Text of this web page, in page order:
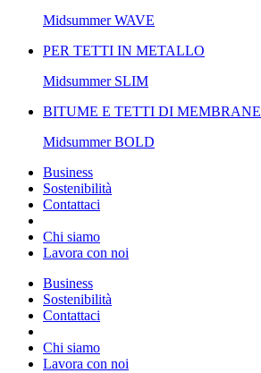
MidsummerWAVE
PER TETTI IN METALLO
Midsummer SLIM
BITUME E TETTI DI MEMBRANE
MidsummerBOLD
Business
Sostenibilità
Contattaci
Chi siamo
Lavora con noi
Business
Sostenibilità
Contattaci
Chi siamo
Lavora con noi